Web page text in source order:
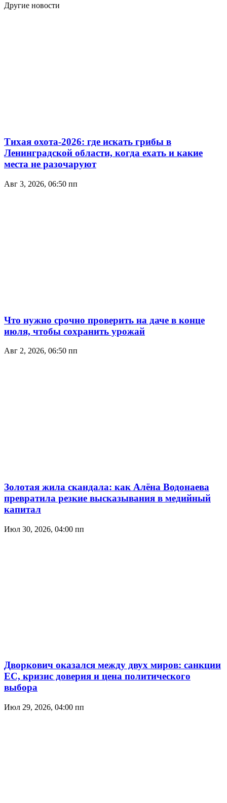
Другие новости
Тихая охота-2026: где искать грибы в
Ленинградской области, когда ехать и какие
места не разочаруют
Авг 3, 2026, 06:50 пп
Что нужно срочно проверить на даче в конце
июля, чтобы сохранить урожай
Авг 2, 2026, 06:50 пп
Золотая жила скандала: как Алёна Водонаева
превратила резкие высказывания в медийный
капитал
Июл 30, 2026, 04:00 пп
Дворкович оказался между двух миров: санкции
ЕС, кризис доверия и цена политического
выбора
Июл 29, 2026, 04:00 пп